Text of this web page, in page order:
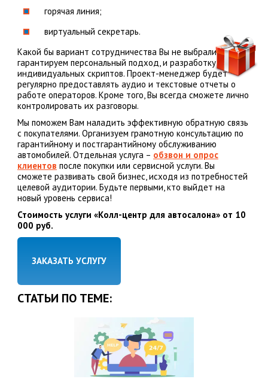
горячая линия;
виртуальный секретарь.
Какой бы вариант сотрудничества Вы не выбрали – мы
гарантируем персональный подход, и разработку
индивидуальных скриптов. Проект-менеджер будет
регулярно предоставлять аудио и текстовые отчеты о
работе операторов. Кроме того, Вы всегда сможете лично
контролировать их разговоры.
Мы поможем Вам наладить эффективную обратную связь
с покупателями. Организуем грамотную консультацию по
гарантийному и постгарантийному обслуживанию
автомобилей. Отдельная услуга – обзвон и опрос
клиентов после покупки или сервисной услуги. Вы
сможете развивать свой бизнес, исходя из потребностей
целевой аудитории. Будьте первыми, кто выйдет на
новый уровень сервиса!
Стоимость услуги «Колл-центр для автосалона» от 10
000 руб.
ЗАКАЗАТЬ УСЛУГУ
СТАТЬИ ПО ТЕМЕ: